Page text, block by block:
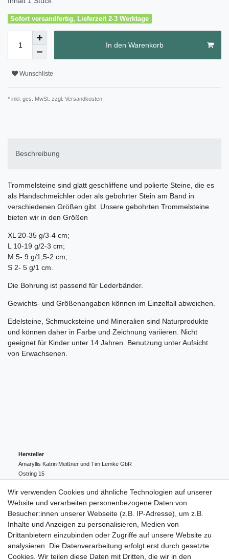
Sofort versandfertig, Lieferzeit 2-3 Werktage
In den Warenkorb
Wunschliste
* inkl. ges. MwSt. zzgl. Versandkosten
Beschreibung
Trommelsteine sind glatt geschliffene und polierte Steine, die es
als Handschmeichler oder als gebohrter Stein am Band in
verschiedenen Größen gibt. Unsere gebohrten Trommelsteine
bieten wir in den Größen
XL 20-35 g/3-4 cm;
L 10-19 g/2-3 cm;
M 5- 9 g/1,5-2 cm;
S 2- 5 g/1 cm.
Die Bohrung ist passend für Lederbänder.
Gewichts- und Größenangaben können im Einzelfall abweichen.
Edelsteine, Schmucksteine und Mineralien sind Naturprodukte
und können daher in Farbe und Zeichnung variieren. Nicht
geeignet für Kinder unter 14 Jahren. Benutzung unter Aufsicht
von Erwachsenen.
Hersteller
Amaryllis Katrin Meißner und Tim Lemke GbR
Ostring 15
004943548099856
amaryllis-eckernfoerde@t-online.de
EU-Verantwortlicher
Amaryllis Katrin Meißner und Tim Lemke GbR
Ostring
15
004943548099856
Wir verwenden Cookies und ähnliche Technologien auf unserer
Website und verarbeiten personenbezogene Daten von
Besucher:innen unserer Webseite (z.B. IP-Adresse), um z.B.
Inhalte und Anzeigen zu personalisieren, Medien von
Drittanbietern einzubinden oder Zugriffe auf unsere Website zu
analysieren. Die Datenverarbeitung erfolgt erst durch gesetzte
Cookies. Wir teilen diese Daten mit Dritten, die wir in den